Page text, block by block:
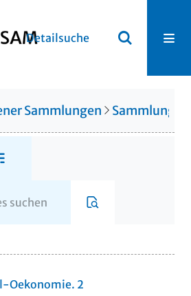
Detailsuche
Sammlungen Sammlung
Oekonomie. 2